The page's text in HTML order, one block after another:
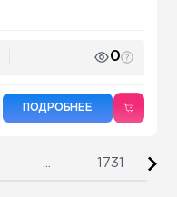
0
ПОДРОБНЕЕ
1731